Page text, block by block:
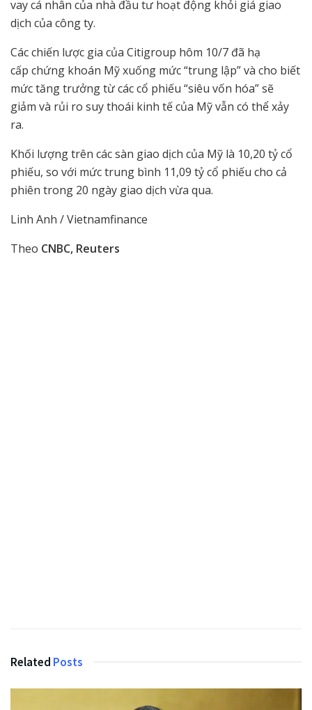
vay cá nhân của nhà đầu tư hoạt động khỏi giá giao
dịch của công ty.
Các chiến lược gia của Citigroup hôm 10/7 đã hạ
cấp chứng khoán Mỹ xuống mức “trung lập” và cho biết
mức tăng trưởng từ các cổ phiếu “siêu vốn hóa” sẽ
giảm và rủi ro suy thoái kinh tế của Mỹ vẫn có thể xảy
ra.
Khối lượng trên các sàn giao dịch của Mỹ là 10,20 tỷ cổ
phiếu, so với mức trung bình 11,09 tỷ cổ phiếu cho cả
phiên trong 20 ngày giao dịch vừa qua.
Linh Anh / Vietnamfinance
Theo CNBC, Reuters
Related Posts